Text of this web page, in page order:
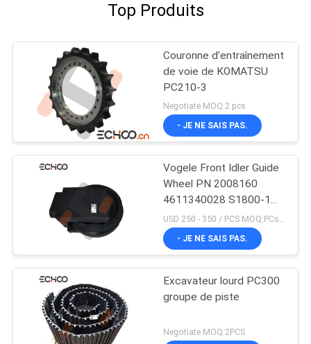
Top Produits
Couronne d'entraînement
de voie de KOMATSU
PC210-3
Negotiate MOQ:2 pcs
- JE NE SAIS PAS.
Vogele Front Idler Guide
Wheel PN 2008160
4611340028 S1800-1
superbes
USD 250 - 350 / PCS MOQ:PCs 1
- JE NE SAIS PAS.
Excavateur lourd PC300
groupe de piste
Negotiate MOQ:2PCS